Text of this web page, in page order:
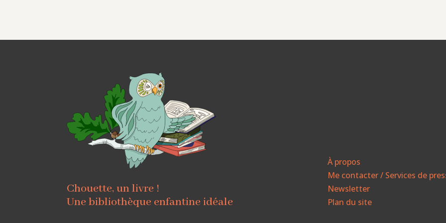
Chouette, un livre !
Une bibliothèque enfantine idéale
À propos
Me contacter / Services de
Newsletter
Plan du site